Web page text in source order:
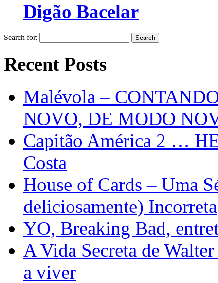
Digão Bacelar
Search for:
Recent Posts
Malévola –
NOVO, DE MODO
Capitão América 2 …
Costa
House of Cards – Uma
deliciosamente) Incorreta
YO, Breaking Bad,
A Vida Secreta de
a viver